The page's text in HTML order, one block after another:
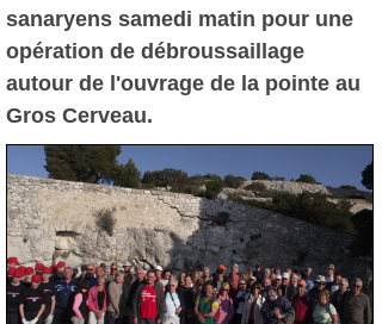
sanaryens samedi matin pour une
opération de débroussaillage
autour de l'ouvrage de la pointe au
Gros Cerveau.